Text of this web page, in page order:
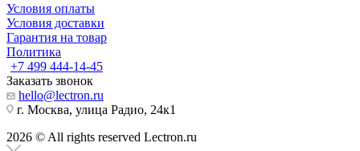
Условия оплаты
Условия доставки
Гарантия на товар
Политика
+7 499 444-14-45
Заказать звонок
hello@lectron.ru
г. Москва, улица Радио, 24к1
2026 © All rights reserved Lectron.ru